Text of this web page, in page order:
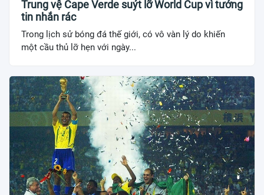
Trung vệ Cape Verde suýt lỡ World Cup vì tưởng
tin nhắn rác
Trong lịch sử bóng đá thế giới, có vô vàn lý do khiến
một cầu thủ lỡ hẹn với ngày...